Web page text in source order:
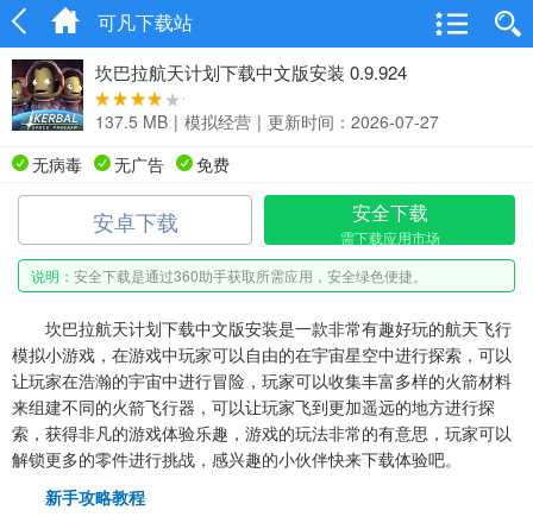
可凡下载站
坎巴拉航天计划下载中文版安装 0.9.924
137.5 MB | 模拟经营 | 更新时间：2026-07-27
无病毒
无广告 免费
安卓下载 安全下载
需下载应用市场
说明： 安全下载是通过360助手获取所需应用，安全绿色便捷。
坎巴拉航天计划下载中文版安装是一款非常有趣好玩的航天飞行
模拟小游戏，在游戏中玩家可以自由的在宇宙星空中进行探索，可以
让玩家在浩瀚的宇宙中进行冒险，玩家可以收集丰富多样的火箭材料
来组建不同的火箭飞行器，可以让玩家飞到更加遥远的地方进行探
索，获得非凡的游戏体验乐趣，游戏的玩法非常的有意思，玩家可以
解锁更多的零件进行挑战，感兴趣的小伙伴快来下载体验吧。
新手攻略教程